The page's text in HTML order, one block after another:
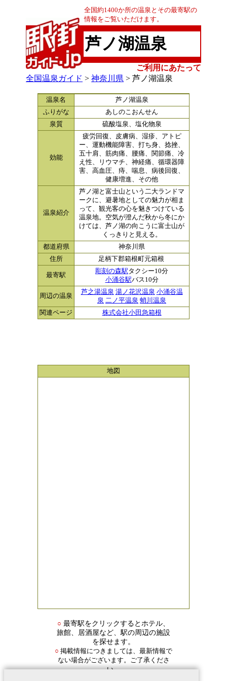
全国約1400か所の温泉とその最寄駅の
情報をご覧いただけます。
芦ノ湖温泉
ご利用にあたって
全国温泉ガイド > 神奈川県 > 芦ノ湖温泉
温泉名
芦ノ湖温泉
ふりがな
あしのこおんせん
泉質
硫酸塩泉、塩化物泉
効能
疲労回復、皮膚病、湿疹、アトピ
ー、運動機能障害、打ち身、捻挫、
五十肩、筋肉痛、腰痛、関節痛、冷
え性、リウマチ、神経痛、循環器障
害、高血圧、痔、喘息、病後回復、
健康増進、その他
温泉紹介
芦ノ湖と富士山という二大ランドマ
ークに、避暑地としての魅力が相ま
って、観光客の心を魅きつけている
温泉地。空気が澄んだ秋から冬にか
けては、芦ノ湖の向こうに富士山が
くっきりと見える。
都道府県
神奈川県
住所
足柄下郡箱根町元箱根
最寄駅
彫刻の森駅タクシー10分
小涌谷駅バス10分
周辺の温泉
芦之湯温泉 湯ノ花沢温泉 小涌谷温
泉 二ノ平温泉 蛸川温泉
関連ページ
株式会社小田急箱根
地図
○ 最寄駅をクリックするとホテル、
旅館、居酒屋など、駅の周辺の施設
を探せます。
○ 掲載情報につきましては、最新情報で
ない場合がございます。ご了承くださ
い。